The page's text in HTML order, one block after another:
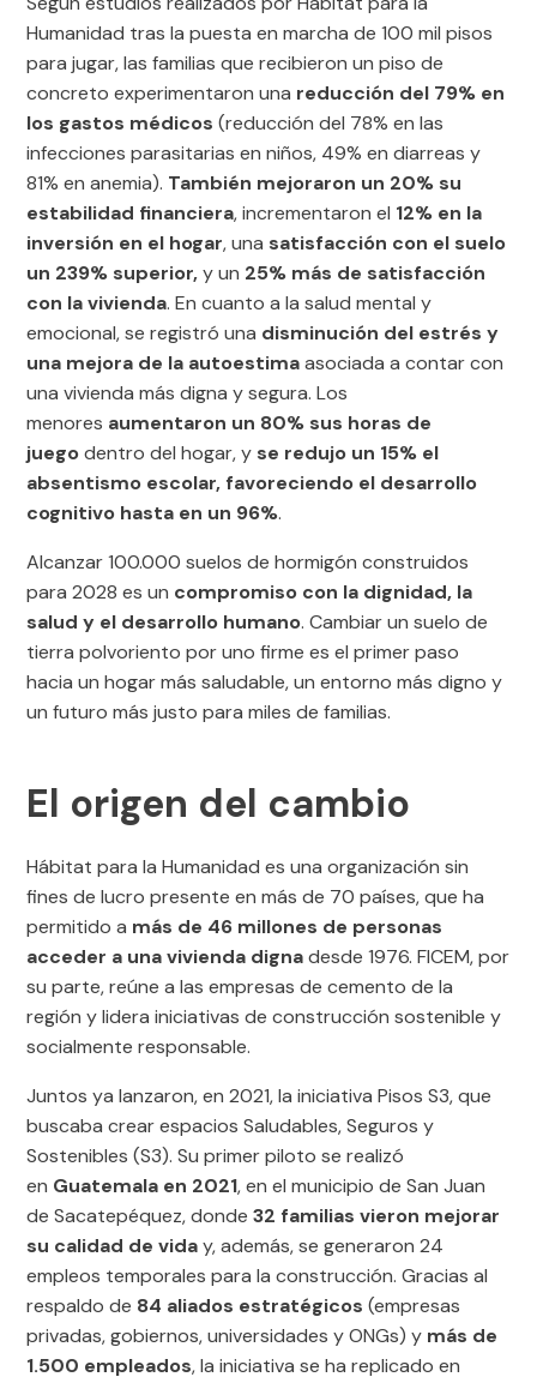
Humanidad tras la puesta en marcha de 100 mil pisos
para jugar, las familias que recibieron un piso de
concreto experimentaron una reducción del 79% en
los gastos médicos(reducción del 78% en las
infecciones parasitarias en niños, 49% en diarreas y
81% en anemia). También mejoraron un 20% su
estabilidad financiera, incrementaron el 12% en la
inversión en el hogar, una satisfacción con el suelo
un 239% superior,y un 25% más de satisfacción
con la vivienda. En cuanto a la salud mental y
emocional, se registró una disminución del estrés y
una mejora de la autoestimaasociada a contar con
una vivienda más digna y segura. Los
menores aumentaron un 80% sus horas de
juegodentro del hogar, y se redujo un 15% el
absentismo escolar, favoreciendo el desarrollo
cognitivo hasta en un 96%.
Alcanzar 100.000 suelos de hormigón construidos
para 2028 es un compromiso con la dignidad, la
salud y el desarrollo humano. Cambiar un suelo de
tierra polvoriento por uno firme es el primer paso
hacia un hogar más saludable, un entorno más digno y
un futuro más justo para miles de familias.
El origen del cambio
Hábitat para la Humanidad es una organización sin
fines de lucro presente en más de 70 países, que ha
permitido a más de 46 millones de personas
acceder a una vivienda dignadesde 1976. FICEM, por
su parte, reúne a las empresas de cemento de la
región y lidera iniciativas de construcción sostenible y
socialmente responsable.
Juntos ya lanzaron, en 2021, la iniciativa Pisos S3, que
buscaba crear espacios Saludables, Seguros y
Sostenibles (S3). Su primer piloto se realizó
en Guatemala en 2021, en el municipio de San Juan
de Sacatepéquez, donde32 familias vieron mejorar
su calidad de viday, además, se generaron 24
empleos temporales para la construcción. Gracias al
respaldo de 84 aliados estratégicos(empresas
privadas, gobiernos, universidades y ONGs) y más de
1.500 empleados, la iniciativa se ha replicado en